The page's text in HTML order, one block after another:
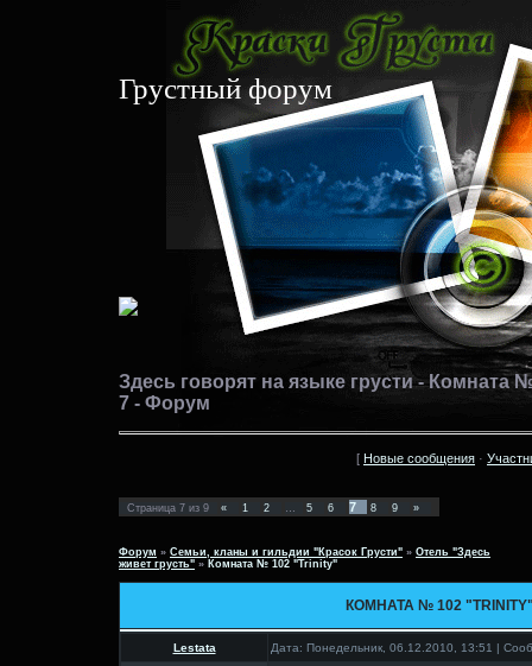
Грустный форум
Здесь говорят на языке грусти - Комната
7 - Форум
[ Новые сообщения ·
Страница 7 из 9 « 1 2 5 6 7 8 9 »
Форум » Семьи, кланы и гильдии "Красок Грусти" » Отель "Здесь
живет грусть" » Комната № 102 "Trinity"
КОМНАТА № 102
Lestata Дата: Понедельник, 06.12.2010, 13:51 |